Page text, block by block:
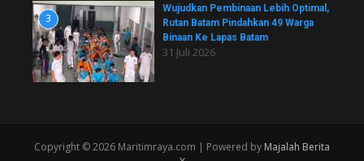
3
Wujudkan Pembinaan Lebih Optimal,
Rutan Batam Pindahkan 49 Warga
Binaan Ke Lapas Batam
31 Juli 2026
Copyright © 2026 Maritimraya.com | Powered by Majalah Berita